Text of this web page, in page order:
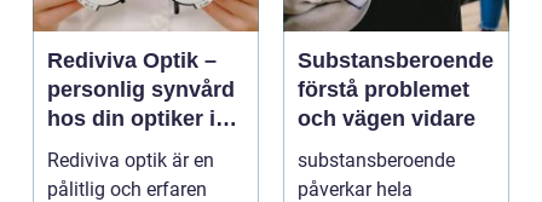
Rediviva Optik –
personlig synvård
hos din optiker i
Uppsala
Rediviva optik är en
pålitlig och erfaren
Substansberoende
förstå problemet
och vägen vidare
substansberoende
påverkar hela